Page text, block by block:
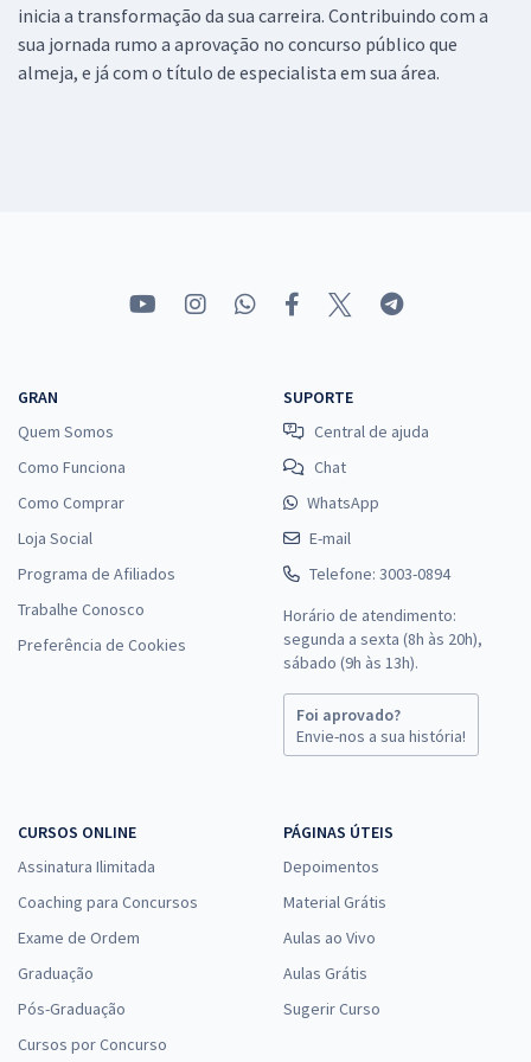
inicia a transformação da sua carreira. Contribuindo com a
sua jornada rumo a aprovação no concurso público que
almeja, e já com o título de especialista em sua área.
GRAN
Quem Somos
Como Funciona
Como Comprar
Loja Social
Programa de Afiliados
Trabalhe Conosco
Preferência de Cookies
SUPORTE
Central de ajuda
Chat
WhatsApp
E-mail
Telefone: 3003-0894
Horário de atendimento:
segunda a sexta (8h às 20h),
sábado (9h às 13h).
Foi aprovado?
Envie-nos a sua história!
CURSOS ONLINE
Assinatura Ilimitada
Coaching para Concursos
Exame de Ordem
Graduação
Pós-Graduação
Cursos por Concurso
PÁGINAS ÚTEIS
Depoimentos
Material Grátis
Aulas ao Vivo
Aulas Grátis
Sugerir Curso